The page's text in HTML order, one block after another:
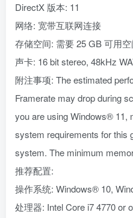
DirectX 版本: 11
网络: 宽带互联网连接
存储空间: 需要 25 GB 可用空
声卡: 16 bit stereo, 48kHz
附注事项: The estimated
Framerate may drop during
you are using Windows® 11,
system requirements for this
system. The minimum
推荐配置:
操作系统: Windows® 10,
处理器: Intel Core i7 4770 or